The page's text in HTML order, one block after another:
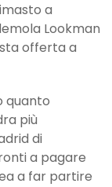
a
Lookman
offerta a
quanto
più
di
a pagare
a far partire